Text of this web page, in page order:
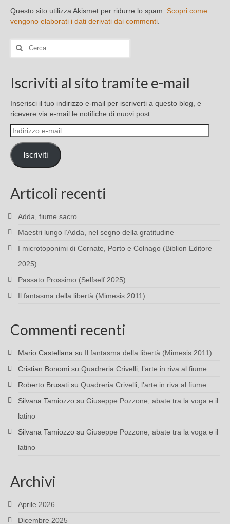
Questo sito utilizza Akismet per ridurre lo spam. Scopri come
vengono elaborati i dati derivati dai commenti
Cerca:
Iscriviti al sito tramite e-mail
Inserisci il tuo indirizzo e-mail per iscriverti a questo blog, e
ricevere via e-mail le notifiche di nuovi post.
Indirizzo
e-
mail
Iscriviti
Articoli recenti
Adda, fiume sacro
Maestri lungo l’Adda, nel segno della gratitudine
I microtoponimi di Cornate, Porto e Colnago (Biblion Editore
2025)
Passato Prossimo (Selfself 2025)
Il fantasma della libertà (Mimesis 2011)
Commenti recenti
Mario Castellana su Il fantasma della libertà (Mimesis 2011)
Cristian Bonomi su Quadreria Crivelli, l’arte in riva al fiume
Roberto Brusati su Quadreria Crivelli, l’arte in riva al fiume
Silvana Tamiozzo su Giuseppe Pozzone, abate tra la voga e il
latino
Silvana Tamiozzo su Giuseppe Pozzone, abate tra la voga e il
latino
Archivi
Aprile 2026
Dicembre 2025